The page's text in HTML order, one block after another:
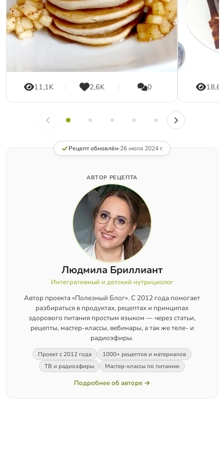
11,1K 2,6K 0
Рецепт обновлён·26 июля 2024 г.
АВТОР РЕЦЕПТА
Людмила Бриллиант
Интегративный и детский нутрициолог
Автор проекта «Полезный Блог». С 2012 года помогает
разбираться в продуктах, рецептах и принципах
здорового питания простым языком — через статьи,
рецепты, мастер-классы, вебинары, а так же теле- и
радиоэфиры.
Проект с 2012 года
1000+ рецептов и материалов
ТВ и радиоэфиры
Мастер-классы по питанию
Подробнее об авторе →